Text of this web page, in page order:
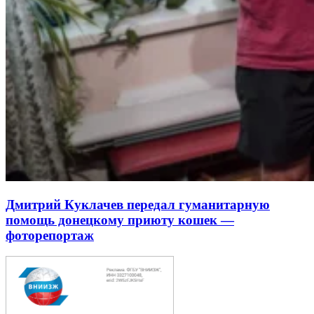
Дмитрий Куклачев передал гуманитарную
помощь донецкому приюту кошек —
фоторепортаж